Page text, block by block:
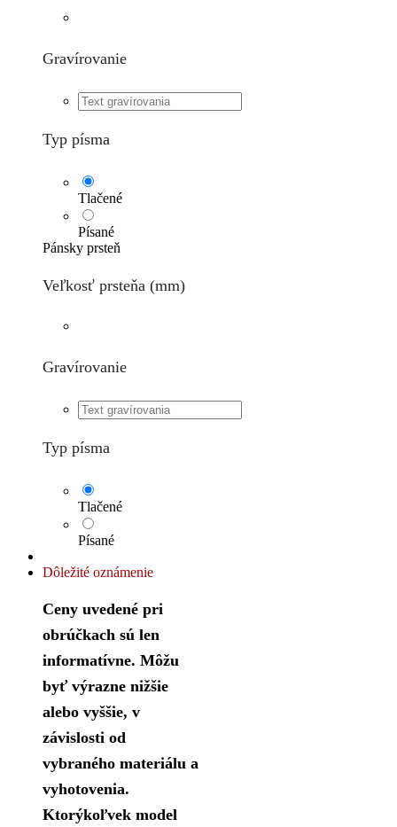
Gravírovanie
Typ písma
Tlačené
Písané
Pánsky prsteň
Veľkosť prsteňa (mm)
Gravírovanie
Typ písma
Tlačené
Písané
Dôležité oznámenie
Ceny uvedené pri
obrúčkach sú len
informatívne. Môžu
byť výrazne nižšie
alebo vyššie, v
závislosti od
vybraného materiálu a
vyhotovenia.
Ktorýkoľvek model